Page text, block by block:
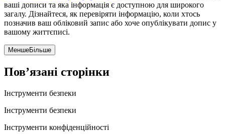
ваші дописи та яка інформація є доступною для широкого
загалу. Дізнайтеся, як перевіряти інформацію, коли хтось
позначив ваш обліковий запис або хоче опублікувати допис у
вашому життєписі.
МеншеБільше
Пов’язані сторінки
Інструменти безпеки
Інструменти безпеки
Інструменти конфіденційності